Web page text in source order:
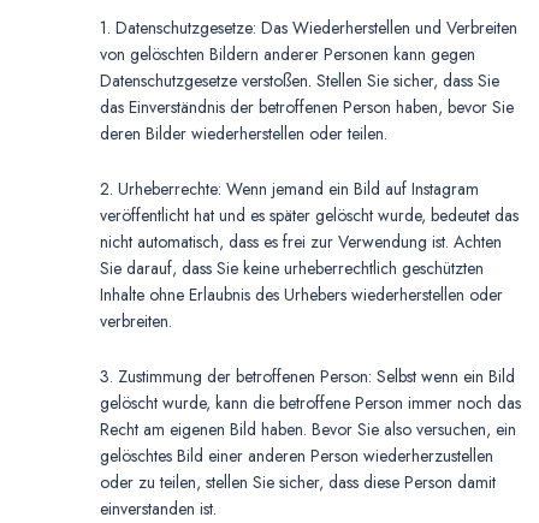
1. Datenschutzgesetze: Das Wiederherstellen und Verbreiten
von gelöschten Bildern anderer Personen kann gegen
Datenschutzgesetze verstoßen. Stellen Sie sicher, dass Sie
das Einverständnis der betroffenen Person haben, bevor Sie
deren Bilder wiederherstellen oder teilen.
2. Urheberrechte: Wenn jemand ein Bild auf Instagram
veröffentlicht hat und es später gelöscht wurde, bedeutet das
nicht automatisch, dass es frei zur Verwendung ist. Achten
Sie darauf, dass Sie keine urheberrechtlich geschützten
Inhalte ohne Erlaubnis des Urhebers wiederherstellen oder
verbreiten.
3. Zustimmung der betroffenen Person: Selbst wenn ein Bild
gelöscht wurde, kann die betroffene Person immer noch das
Recht am eigenen Bild haben. Bevor Sie also versuchen, ein
gelöschtes Bild einer anderen Person wiederherzustellen
oder zu teilen, stellen Sie sicher, dass diese Person damit
einverstanden ist.